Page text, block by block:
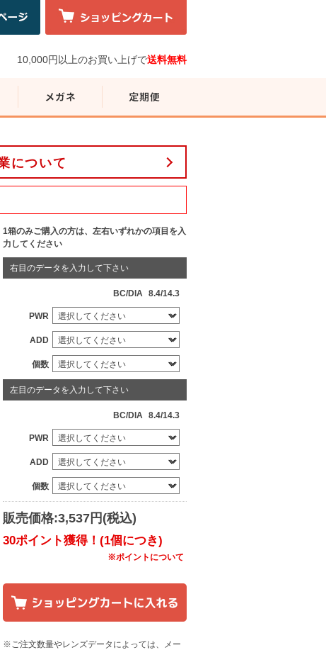
10,000円以上のお買い上げで送料無料
について
1箱のみご購入の方は、左右いずれかの項目を入
力してください
右目のデータを入力して下さい
BC/DIA 8.4/14.3
PWR
ADD
個数
左目のデータを入力して下さい
BC/DIA 8.4/14.3
PWR
ADD
個数
販売価格:3,537円(税込)
30ポイント獲得！(1個につき)
※ポイントについて
※ご注文数量やレンズデータによっては、メー